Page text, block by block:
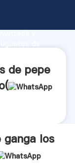
y
de pepe
ganga los